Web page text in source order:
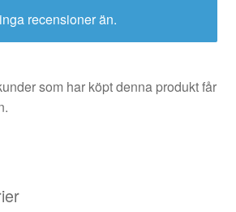
recensioner än.
som har köpt denna produkt får